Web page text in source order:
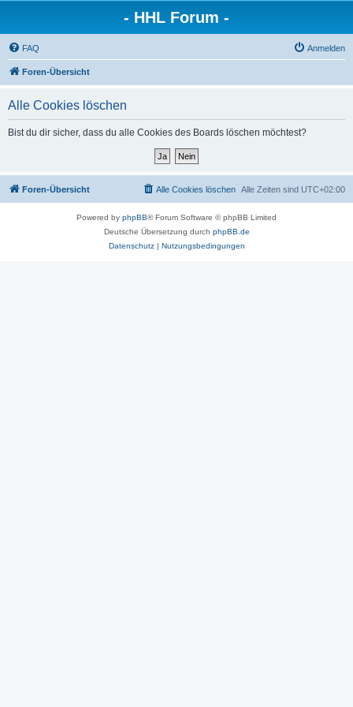
- HHL Forum -
FAQ Anmelden
Foren-Übersicht
Alle Cookies löschen
Bist du dir sicher, dass du alle Cookies des Boards löschen möchtest?
Foren-Übersicht Alle Zeiten sind UTC+02:00
Alle Cookies löschen
Powered by phpBB® Forum Software © phpBB Limited
Deutsche Übersetzung durch phpBB.de
Datenschutz| Nutzungsbedingungen